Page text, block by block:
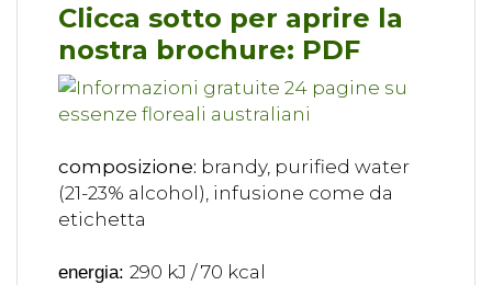
Clicca sotto per aprire la
nostra brochure: PDF
composizione: brandy, purified water
(21-23% alcohol), infusione come da
etichetta
energia: 290 kJ / 70 kcal